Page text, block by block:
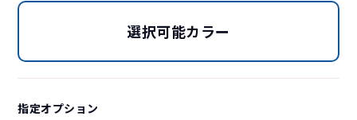
選択可能カラー
指定オプション